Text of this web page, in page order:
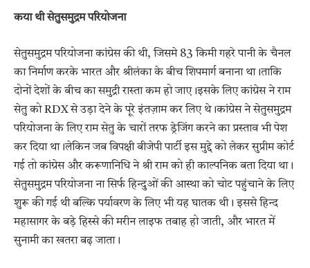
कया थी सेतुसमुद्रम परियोजना
सेतुसमुद्रम परियोजना कांग्रेस की थी, जिसमे 83 किमी गहरे पानी के चैनल
का निर्माण करके भारत और श्रीलंका के बीच शिपमार्ग बनाना था।ताकि
दोनों देशों के बीच का समुद्री रास्ता कम हो जाए।इसके लिए कांग्रेस ने राम
सेतु को RDX से उड़ा देने के पूरे इंतज़ाम कर लिए थे।कांग्रेस ने सेतुसमुद्रम
परियोजना के लिए राम सेतु के चारों तरफ ड्रेजिंग करने का प्रस्ताव भी पेश
कर दिया था।लेकिन जब विपक्षी बीजेपी पार्टी इस मुद्दे को लेकर सुप्रीम कोर्ट
गई तो कांग्रेस और करूणानिधि ने श्री राम को ही काल्पनिक बता दिया था।
सेतुसमुद्रम परियोजना ना सिर्फ हिन्दुओं की आस्था को चोट पहुंचाने के लिए
शुरू की गई थी बल्कि पर्यावरण के लिए भी यह घातक थी। इससे हिन्द
महासागर के बड़े हिस्से की मरीन लाइफ तबाह हो जाती, और भारत में
सुनामी का खतरा बढ़ जाता।